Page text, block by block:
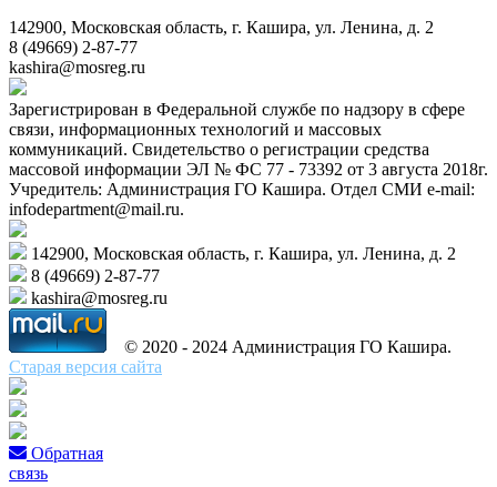
142900, Московская область, г. Кашира, ул. Ленина, д. 2
8 (49669) 2-87-77
kashira@mosreg.ru
Зарегистрирован в Федеральной службе по надзору в сфере
связи, информационных технологий и массовых
коммуникаций. Свидетельство о регистрации средства
массовой информации ЭЛ № ФС 77 - 73392 от 3 августа 2018г.
Учредитель: Администрация ГО Кашира. Отдел СМИ e-mail:
infodepartment@mail.ru.
142900, Московская область, г. Кашира, ул. Ленина, д. 2
8 (49669) 2-87-77
kashira@mosreg.ru
© 2020 - 2024 Администрация ГО Кашира.
Старая версия сайта
Обратная
связь